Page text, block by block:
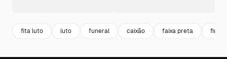
fita luto luto funeral caixão faixa preta